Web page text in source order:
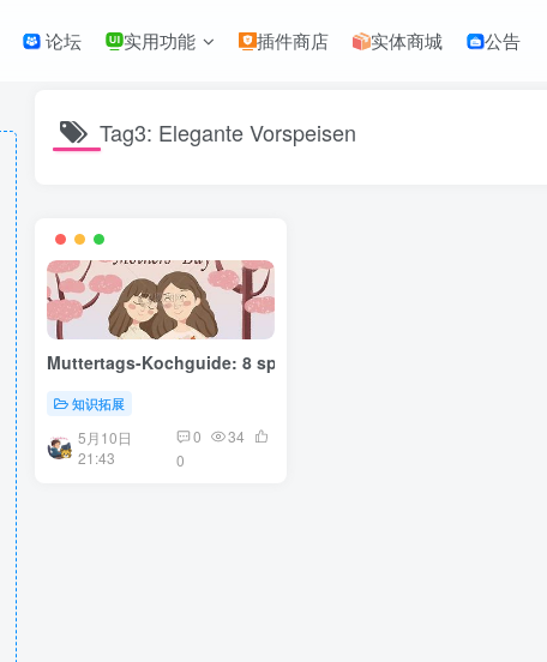
论坛 实用功能 插件商店 实体商城 公告
Tag3: Elegante Vorspeisen
Muttertags-Kochguide: 8 spezielle Gerichte für Mama
知识拓展
5月10日
21:43
0
34
0